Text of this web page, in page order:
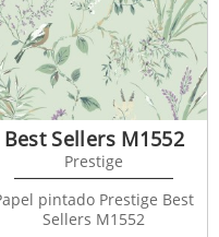
Best Sellers M1552
Prestige
pintado Prestige Best
Sellers M1552